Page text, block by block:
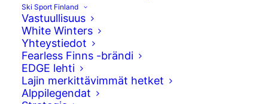
Ski Sport Finland
Vastuullisuus
White Winters
Yhteystiedot
Fearless Finns -brändi
EDGE lehti
Lajin merkittävimmät hetket
Alppilegendat